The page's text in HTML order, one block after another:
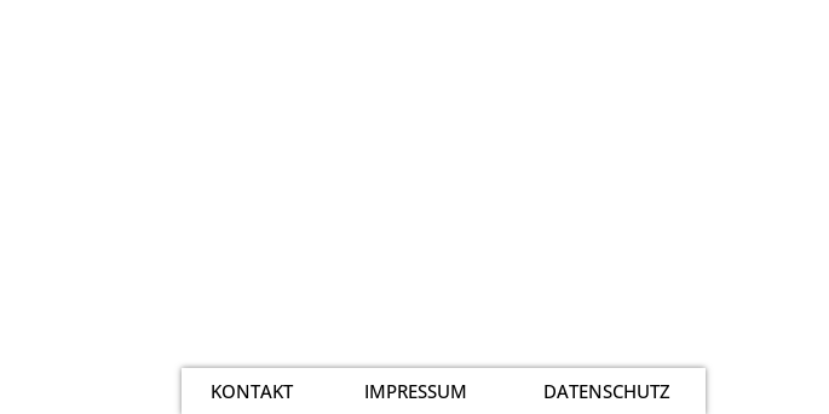
KONTAKT IMPRESSUM DATENSCHUTZ